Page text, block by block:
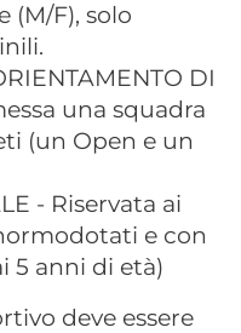
(M/F), solo
DI
una squadra
(un Open e un
- Riservata ai
e con
5 anni di età)
deve essere